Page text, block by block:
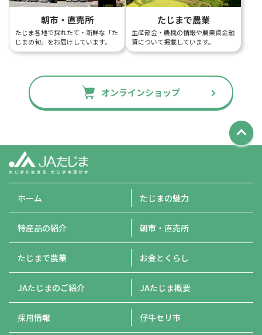
朝市・直売所
たじま各地で採れたて・新鮮な「た
じまの旬」をお届けしています。
たじまで農業
生産部会・農機の情報や農業資金融
資について掲載しています。
オンラインショップ
ホーム たじまの魅力
特産品の紹介 朝市・直売所
たじまで農業 お金とくらし
JAたじまのご紹介 JAたじま概要
採用情報 仔牛セリ市